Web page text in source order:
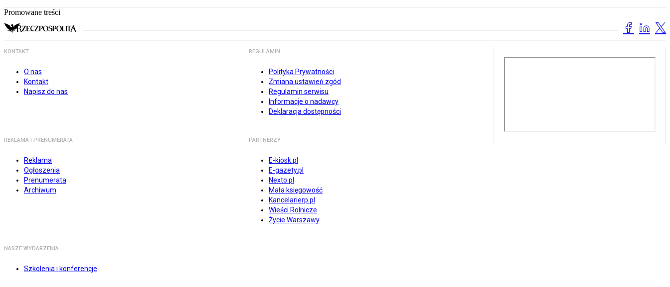
Promowane treści
KONTAKT
O nas
Kontakt
Napisz do nas
REGULAMIN
Polityka Prywatności
Zmiana ustawień zgód
Regulamin serwisu
Informacje o nadawcy
Deklaracja dostępności
REKLAMA I PRENUMERATA
Reklama
Ogłoszenia
Prenumerata
Archiwum
PARTNERZY
E-kiosk.pl
E-gazety.pl
Nexto.pl
Mała księgowość
Kancelarierp.pl
Wieści Rolnicze
Życie Warszawy
NASZE WYDARZENIA
Szkolenia i konferencje